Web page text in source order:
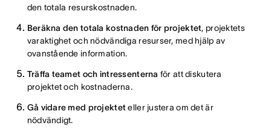
den totala resurskostnaden.
Beräkna den totala kostnaden för projektet, projektets
varaktighet och nödvändiga resurser, med hjälp av
ovanstående information.
Träffa teamet och intressenterna för att diskutera
projektet och kostnaderna.
Gå vidare med projekteteller justera om det är
nödvändigt.